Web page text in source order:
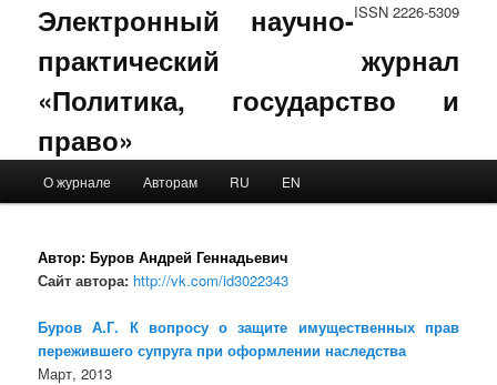
ISSN 2226-5309
Электронный научно-
практический журнал
«Политика, государство и
право»
Skip to primary content
Skip to secondary content
О журнале Авторам RU EN
Автор: Буров Андрей Геннадьевич
Сайт автора: http://vk.com/id3022343
Буров А.Г. К вопросу о защите имущественных прав
пережившего супруга при оформлении наследства
Март, 2013